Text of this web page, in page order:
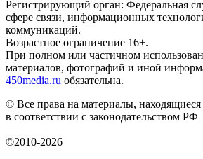
Регистрирующий орган: Федеральная
сфере связи, информационных
коммуникаций.
Возрастное ограничение 16+.
При полном или частичном
материалов, фотографий и иной
450media.ru обязательна.
© Все права на материалы, находящиеся
в соответствии с законодательством РФ
©2010-2026